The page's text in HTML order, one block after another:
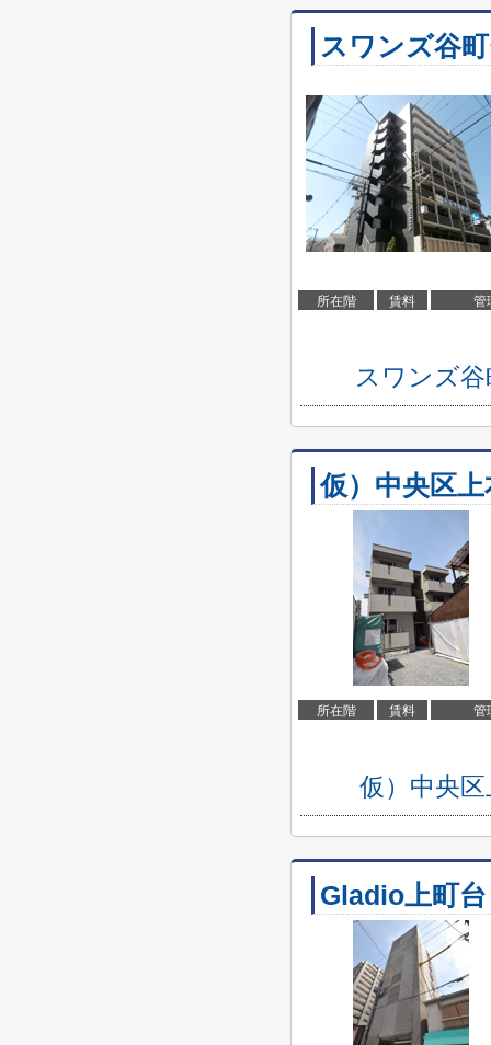
スワンズ谷
所在階 賃料 管
スワンズ
仮）中央区
所在階 賃料 管
仮）中央
Gladio上町台